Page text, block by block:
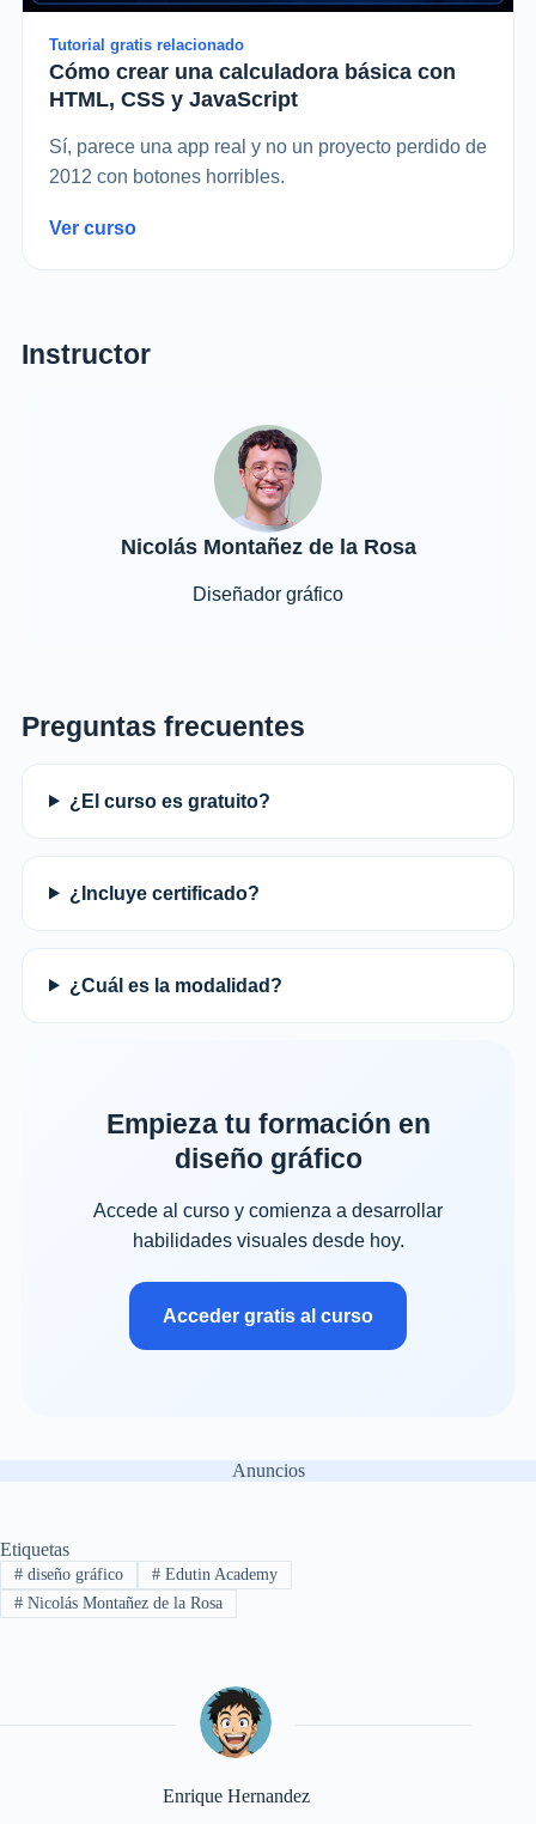
Tutorial gratis relacionado
Cómo crear una calculadora básica con
HTML, CSS y JavaScript
Sí, parece una app real y no un proyecto perdido de
2012 con botones horribles.
Ver curso
Instructor
Nicolás Montañez de la Rosa
Diseñador gráfico
Preguntas frecuentes
¿El curso es gratuito?
¿Incluye certificado?
¿Cuál es la modalidad?
Empieza tu formación en
diseño gráfico
Accede al curso y comienza a desarrollar
habilidades visuales desde hoy.
Acceder gratis al curso
Anuncios
Etiquetas
#diseño gráfico #Edutin Academy
#Nicolás Montañez de la Rosa
Enrique Hernandez